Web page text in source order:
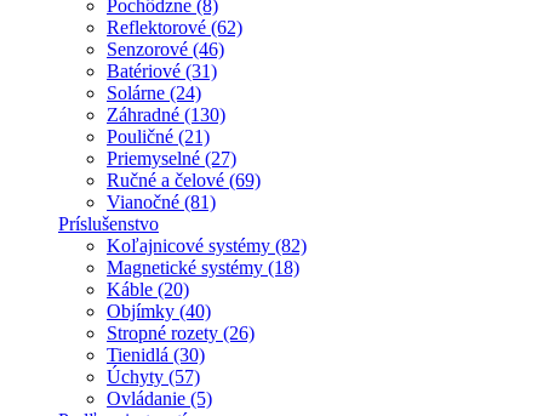
Pochôdzne (8)
Reflektorové (62)
Senzorové (46)
Batériové (31)
Solárne (24)
Záhradné (130)
Pouličné (21)
Priemyselné (27)
Ručné a čelové (69)
Vianočné (81)
Príslušenstvo
Koľajnicové systémy (82)
Magnetické systémy (18)
Káble (20)
Objímky (40)
Stropné rozety (26)
Tienidlá (30)
Úchyty (57)
Ovládanie (5)